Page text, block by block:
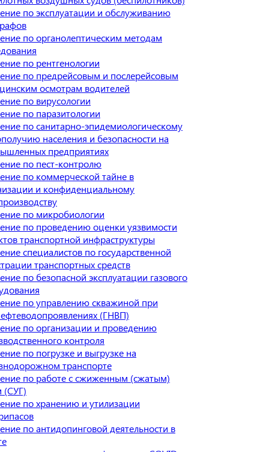
по эксплуатации и обслуживанию
по органолептическим методам
по рентгенологии
по предрейсовым и послерейсовым
осмотрам водителей
по вирусологии
по паразитологии
по санитарно-эпидемиологическому
населения и безопасности на
предприятиях
по пест-контролю
по коммерческой тайне в
и конфиденциальному
по микробиологии
по проведению оценки уязвимости
транспортной инфраструктуры
специалистов по государственной
транспортных средств
по безопасной эксплуатации газового
по управлению скважиной при
(ГНВП)
по организации и проведению
контроля
по погрузке и выгрузке на
транспорте
по работе с сжиженным (сжатым)
(СУГ)
по хранению и утилизации
по антидопинговой деятельности в